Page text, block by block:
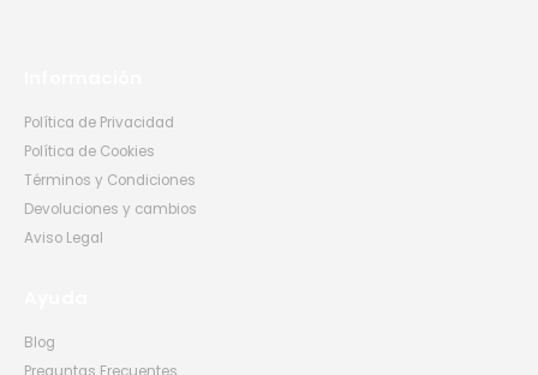
Política de Privacidad
Política de Cookies
Términos y Condiciones
Devoluciones y cambios
Aviso Legal
Blog